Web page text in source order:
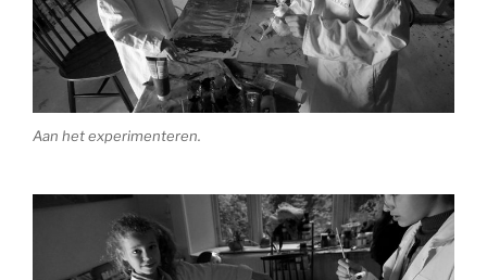
Aan het experimenteren.